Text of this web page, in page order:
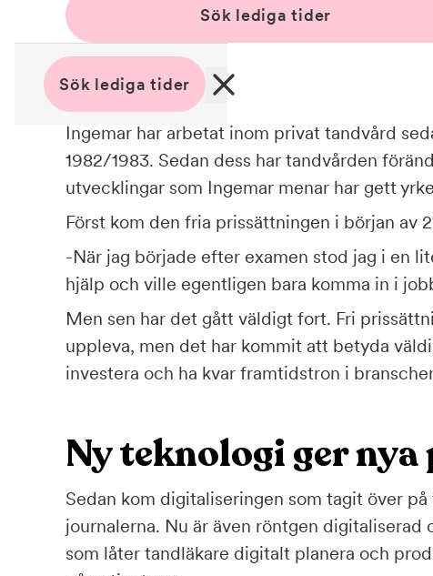
Sök lediga tider
Sök lediga tider
Ingemar har arbetat inom privat tandvård
1982/1983. Sedan dess har tandvården
utvecklingar som Ingemar menar har gett
Först kom den fria prissättningen i början av
-När jag började efter examen stod jag i en
hjälp och ville egentligen bara komma in i
Men sen har det gått väldigt fort. Fri
uppleva, men det har kommit att betyda
investera och ha kvar framtidstron i
Ny teknologi ger
Sedan kom digitaliseringen som tagit över
journalerna. Nu är även röntgen
som låter tandläkare digitalt planera och